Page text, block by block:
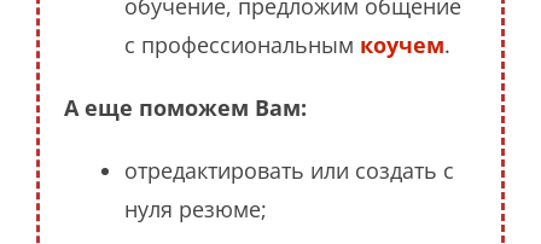
обучение, предложим общение
с профессиональным коучем.
А еще поможем Вам:
отредактировать или создать с
нуля резюме;